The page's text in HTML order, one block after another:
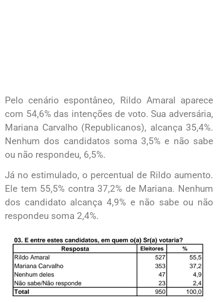
Pelo cenário espontâneo, Rildo Amaral aparece
com 54,6% das intenções de voto. Sua adversária,
Mariana Carvalho (Republicanos), alcança 35,4%.
Nenhum dos candidatos soma 3,5% e não sabe
ou não respondeu, 6,5%.
Já no estimulado, o percentual de Rildo aumento.
Ele tem 55,5% contra 37,2% de Mariana. Nenhum
dos candidato alcança 4,9% e não sabe ou não
respondeu soma 2,4%.